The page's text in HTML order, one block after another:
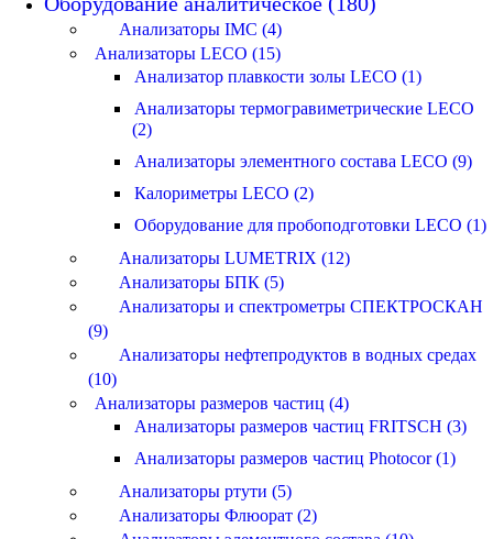
Анализаторы IMC (4)
Анализаторы LECO (15)
Анализатор плавкости золы LECO (1)
Анализаторы термогравиметрические LECO
(2)
Анализаторы элементного состава LECO (9)
Калориметры LECO (2)
Оборудование для пробоподготовки LECO (1)
Анализаторы LUMETRIX (12)
Анализаторы БПК (5)
Анализаторы и спектрометры СПЕКТРОСКАН
(9)
Анализаторы нефтепродуктов в водных средах
(10)
Анализаторы размеров частиц (4)
Анализаторы размеров частиц FRITSCH (3)
Анализаторы размеров частиц Photocor (1)
Анализаторы ртути (5)
Анализаторы Флюорат (2)